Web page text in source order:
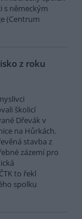
s německým
(Centrum
z roku
školicí
Dřevák v
na Hůrkách.
stavba z
zázemí pro
to řekl
spolku